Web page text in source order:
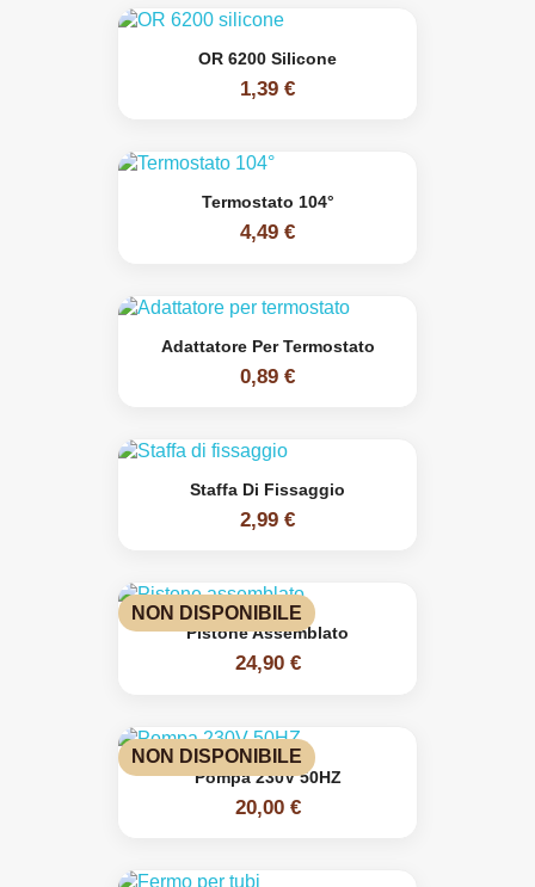
OR 6200 Silicone
1,39 €
Termostato 104°
4,49 €
Adattatore Per Termostato
0,89 €
Staffa Di Fissaggio
2,99 €
Pistone Assemblato
24,90 €
NON DISPONIBILE
Pompa 230V 50HZ
20,00 €
NON DISPONIBILE